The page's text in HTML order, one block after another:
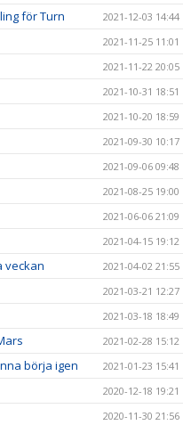
för Turn 2021-12-03 14:44
2021-11-25 11:01
2021-11-22 20:05
2021-10-31 18:51
2021-10-20 18:59
2021-09-30 10:17
2021-09-06 09:48
2021-08-25 19:00
2021-06-06 21:09
2021-04-15 19:12
veckan 2021-04-02 21:55
2021-03-21 12:27
2021-03-18 18:49
2021-02-28 15:12
börja igen
2021-01-23 15:41
2020-12-18 19:21
2020-11-30 21:56